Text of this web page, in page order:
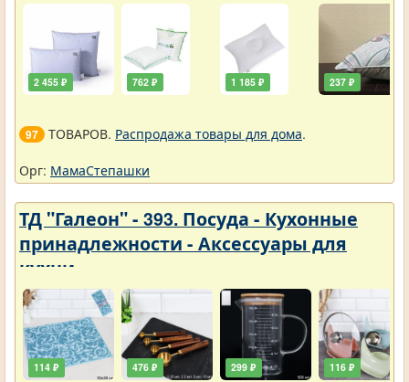
2 455 ₽ 762 ₽ 1 185 ₽ 237 ₽
97 ТОВАРОВ. Распродажа товары для дома.
Орг: МамаСтепашки
ТД "Галеон" - 393. Посуда - Кухонные
принадлежности - Аксессуары для
кухни
114 ₽ 476 ₽ 299 ₽ 116 ₽